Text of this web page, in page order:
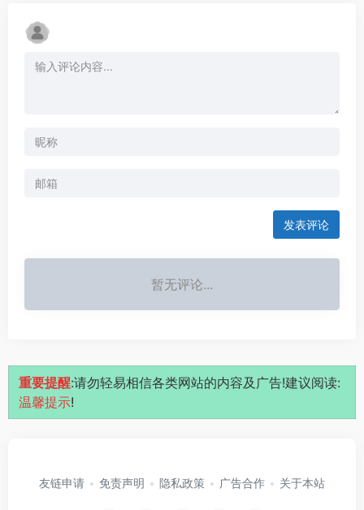
发表评论
暂无评论...
重要提醒:请勿轻易相信各类网站的内容及广告!建议阅读:
温馨提示!
友链申请 免责声明 隐私政策 广告合作 关于本站